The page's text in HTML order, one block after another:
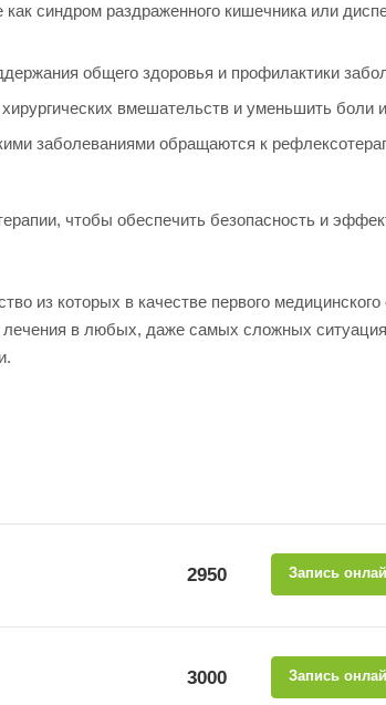
синдром раздраженного кишечника или
общего здоровья и профилактики
вмешательств и уменьшить боли
заболеваниями обращаются к
чтобы обеспечить безопасность и
из которых в качестве первого медицинского
лечения в любых, даже самых сложных
2950 Запись
3000 Запись